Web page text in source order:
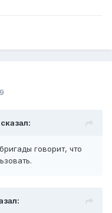
сказал:
говорит, что